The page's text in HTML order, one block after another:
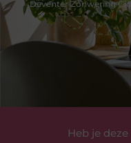
Heb je